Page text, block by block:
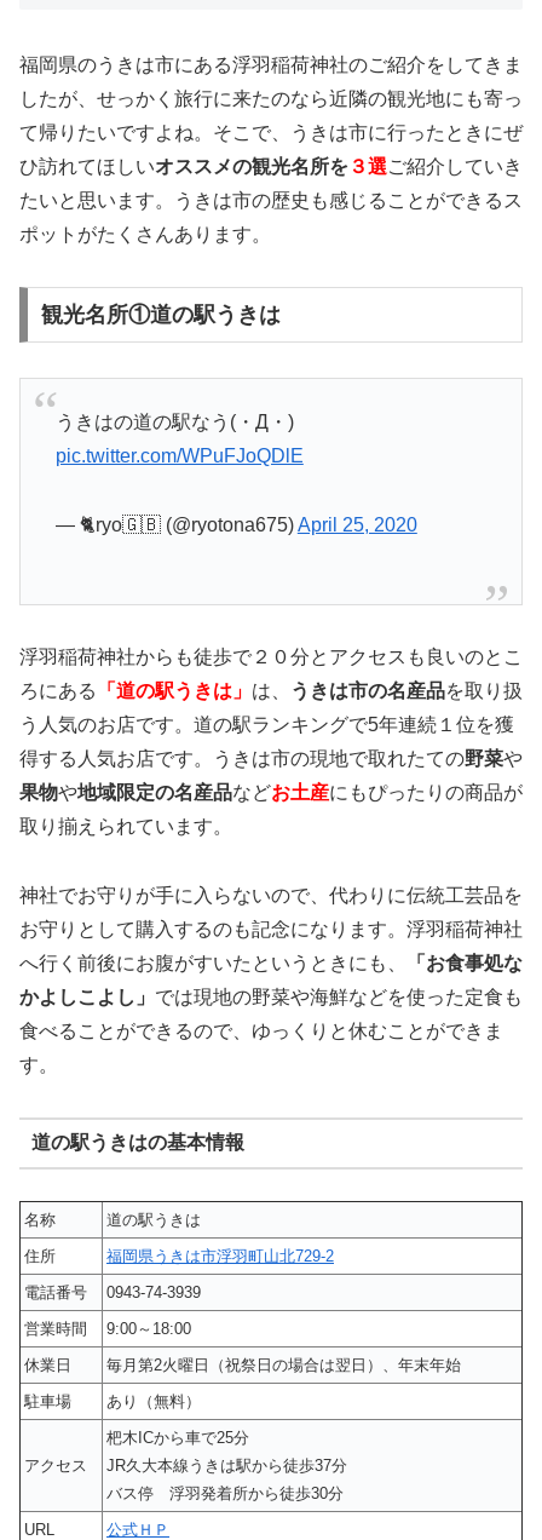
福岡県のうきは市にある浮羽稲荷神社のご紹介をしてきま
したが、せっかく旅行に来たのなら近隣の観光地にも寄っ
て帰りたいですよね。そこで、うきは市に行ったときにぜ
ひ訪れてほしいオススメの観光名所を ３選ご紹介していき
たいと思います。うきは市の歴史も感じることができるス
ポットがたくさんあります。
観光名所①道の駅うきは
うきはの道の駅なう(・Д・)
pic.twitter.com/WPuFJoQDlE
— 🐈ryo🇬🇧 (@ryotona675)April 25, 2020
浮羽稲荷神社からも徒歩で２０分とアクセスも良いのとこ
ろにある
「道の駅うきは」 は、 うきは市の名産品を取り扱
う人気のお店です。道の駅ランキングで5年連続１位を獲
得する人気お店です。うきは市の現地で取れたての野菜や
果物や地域限定の名産品などお土産にもぴったりの商品が
取り揃えられています。
神社でお守りが手に入らないので、代わりに伝統工芸品を
お守りとして購入するのも記念になります。浮羽稲荷神社
へ行く前後にお腹がすいたというときにも、
「お食事処な
かよしこよし」 では現地の野菜や海鮮などを使った定食も
食べることができるので、ゆっくりと休むことができま
す。
道の駅うきはの基本情報
名称
道の駅うきは
住所
福岡県うきは市浮羽町山北729-2
電話番号
0943-74-3939
営業時間
9:00～18:00
休業日
毎月第2火曜日（祝祭日の場合は翌日）、年末年始
駐車場
あり（無料）
アクセス
杷木ICから車で25分
JR久大本線うきは駅から徒歩37分
バス停 浮羽発着所から徒歩30分
URL
公式ＨＰ